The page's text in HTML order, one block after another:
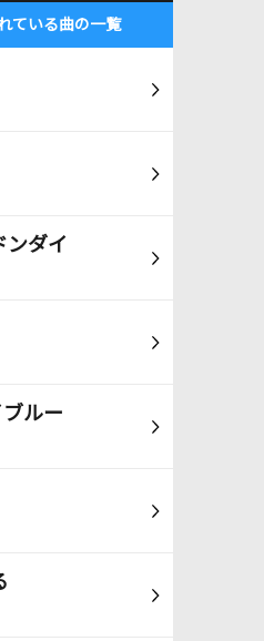
ている曲の一覧
ンダイ
ルー